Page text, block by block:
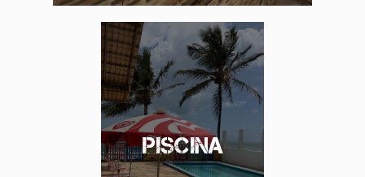
Piscina